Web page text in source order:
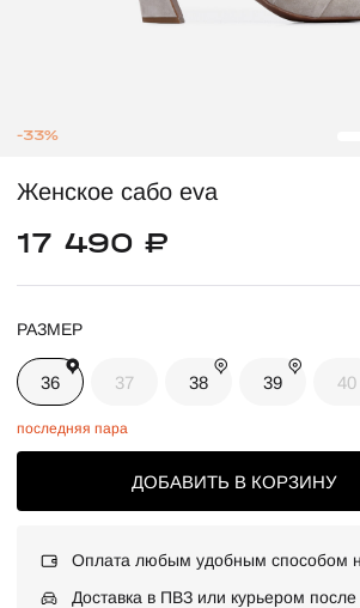
-33%
Женское сабо eva
17 490 ₽
РАЗМЕР
36 37 38 39 40
последняя пара
ДОБАВИТЬ В КОРЗИНУ
Оплата любым удобным способом
Доставка в ПВЗ или курьером